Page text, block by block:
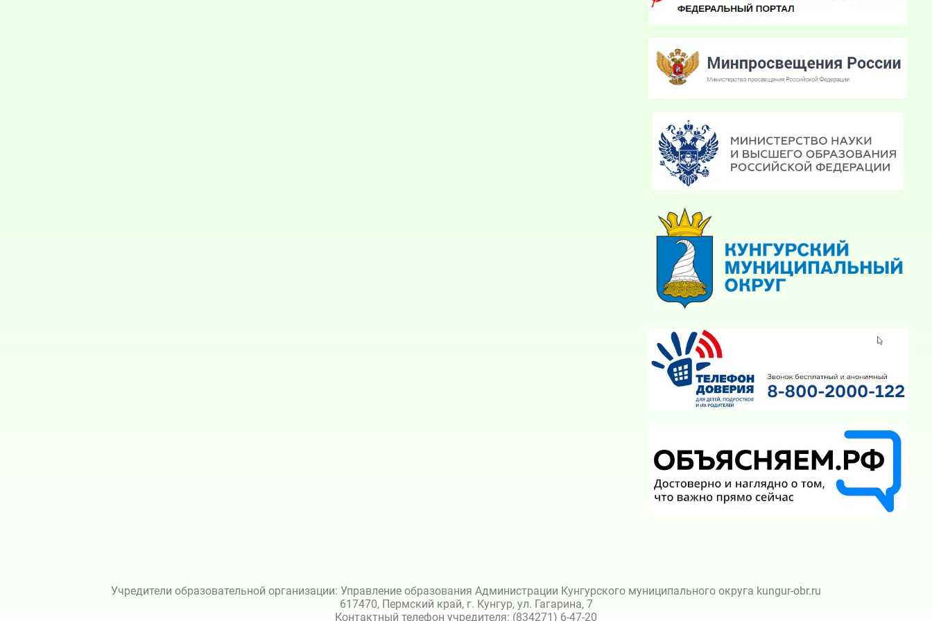
Учредители образовательной организации: Управление образования Администрации Кунгурского муниципального округа kungur-obr.ru
617470, Пермский край, г. Кунгур, ул. Гагарина, 7
Контактный телефон учредителя: (834271) 6-47-20